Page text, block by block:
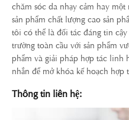
chăm sóc da nhạy cảm hay
sản phẩm chất lượng cao sản
tôi có thể là đối tác đáng tin
trường toàn cầu với sản phẩm
phẩm và giải pháp hợp tác linh
nhắn để mở khóa kế hoạch hợp
Thông tin liên hệ: